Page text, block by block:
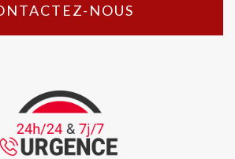
NOUS